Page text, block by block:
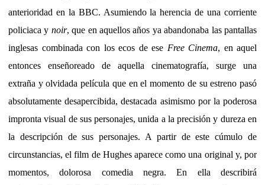
anterioridad en la BBC. Asumiendo la herencia de una corriente
policiaca y noir, que en aquellos años ya abandonaba las pantallas
inglesas combinada con los ecos de ese Free Cinema, en aquel
entonces enseñoreado de aquella cinematografía, surge una
extraña y olvidada película que en el momento de su estreno pasó
absolutamente desapercibida, destacada asimismo por la poderosa
impronta visual de sus personajes, unida a la precisión y dureza en
la descripción de sus personajes. A partir de este cúmulo de
circunstancias, el film de Hughes aparece como una original y, por
momentos, dolorosa comedia negra. En ella describirá